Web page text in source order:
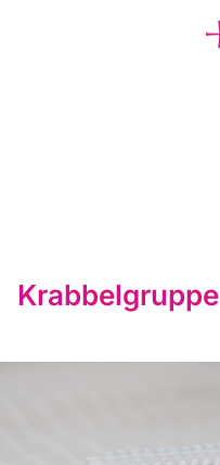
Krabbelgruppe